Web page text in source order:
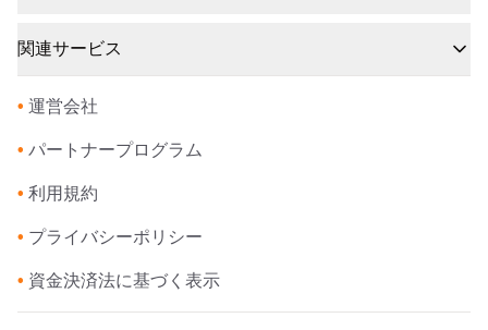
関連サービス
• 運営会社
• パートナープログラム
• 利用規約
• プライバシーポリシー
• 資金決済法に基づく表示